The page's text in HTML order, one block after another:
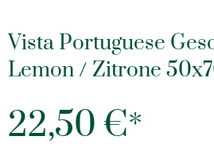
Vista Portuguese
Lemon / Zitrone
22,50 €*